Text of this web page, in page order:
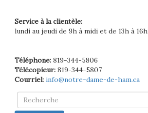
Service à la clientèle:
lundi au jeudi de 9h à midi et de 13h à 16h
Téléphone: 819-344-5806
Télécopieur: 819-344-5807
Courriel: info@notre-dame-de-ham.ca